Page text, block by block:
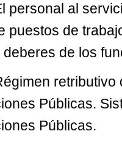
personal al
puestos de
de los
Públicas.
Públicas.